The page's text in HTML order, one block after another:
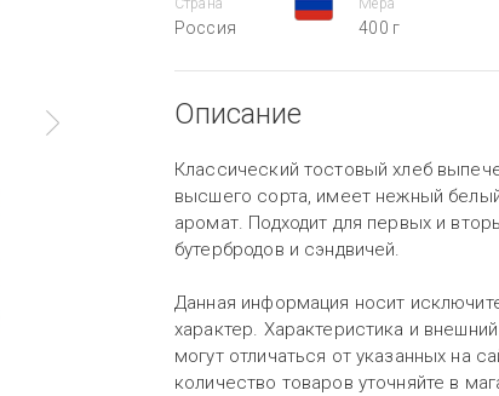
Страна
Россия
Мера
400 г
Описание
Классический тостовый хлеб
высшего сорта, имеет нежный
аромат. Подходит для первых и
бутербродов и сэндвичей.
Данная информация носит
характер. Характеристика и
могут отличаться от указанных на
количество товаров уточняйте в